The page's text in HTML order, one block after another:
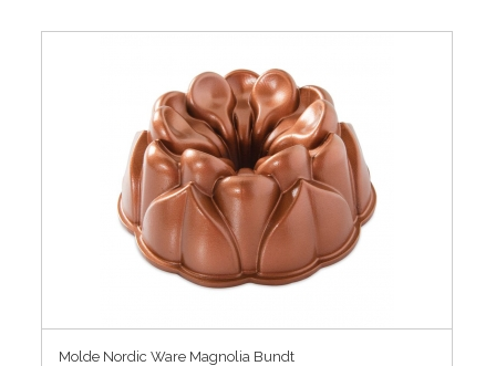
Molde Nordic Ware Magnolia Bundt